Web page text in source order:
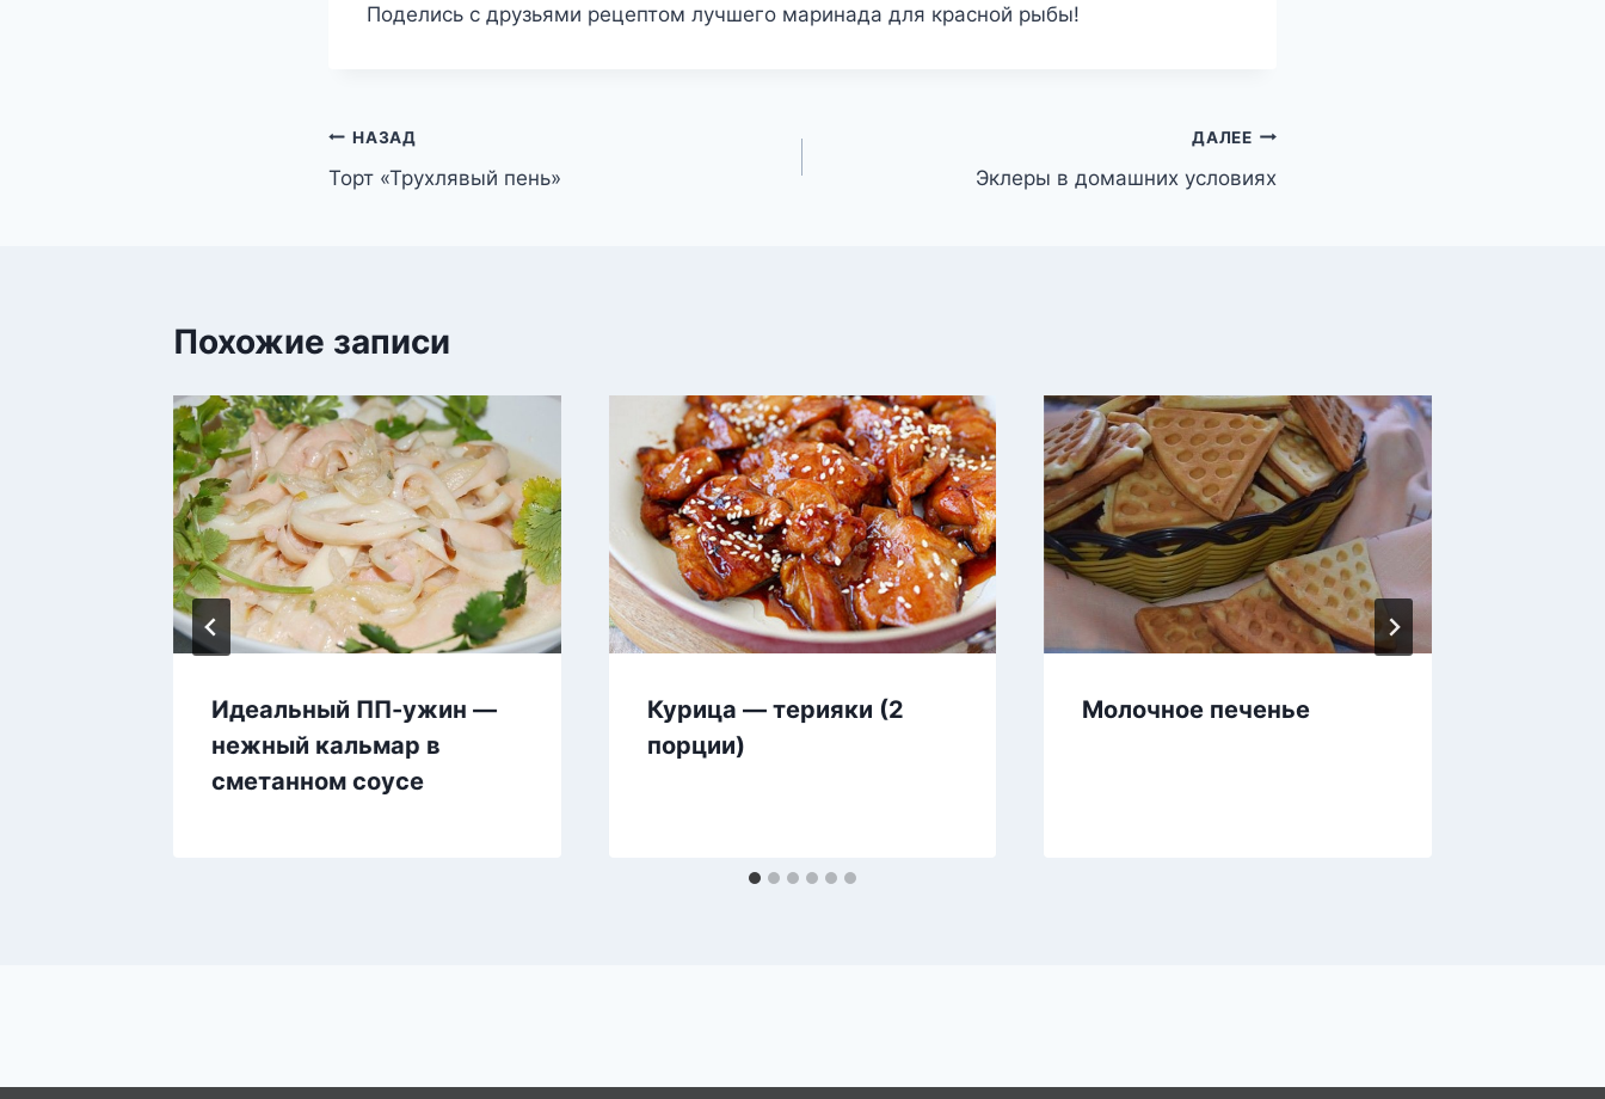
Поделись с друзьями рецептом лучшего маринада для красной рыбы!
Навигация
по
НАЗАД
Торт «Трухлявый пень»
ДАЛЕЕ
Эклеры в домашних условиях
Похожие записи
Идеальный ПП-ужин —
нежный кальмар в
сметанном соусе
Курица — терияки (2
порции)
Молочное печенье